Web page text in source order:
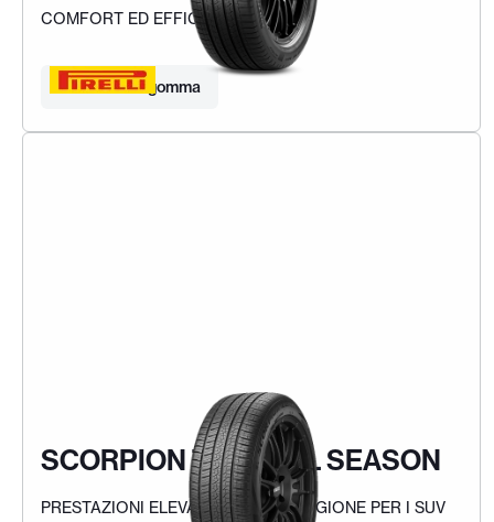
COMFORT ED EFFICIENZA
Trova la tua gomma
SCORPION ZERO ALL SEASON
PRESTAZIONI ELEVATE IN OGNI STAGIONE PER I SUV